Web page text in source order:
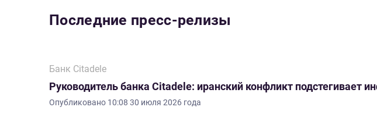
Последние пресс-релизы
Банк Citadele
Руководитель банка Citadele: иранский конфликт подстегивает
Опубликовано 10:08 30 июля 2026 года